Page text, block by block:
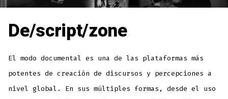
De/script/zone
El modo documental es una de las plataformas más
potentes de creación de discursos y percepciones a
nivel global. En sus múltiples formas, desde el uso